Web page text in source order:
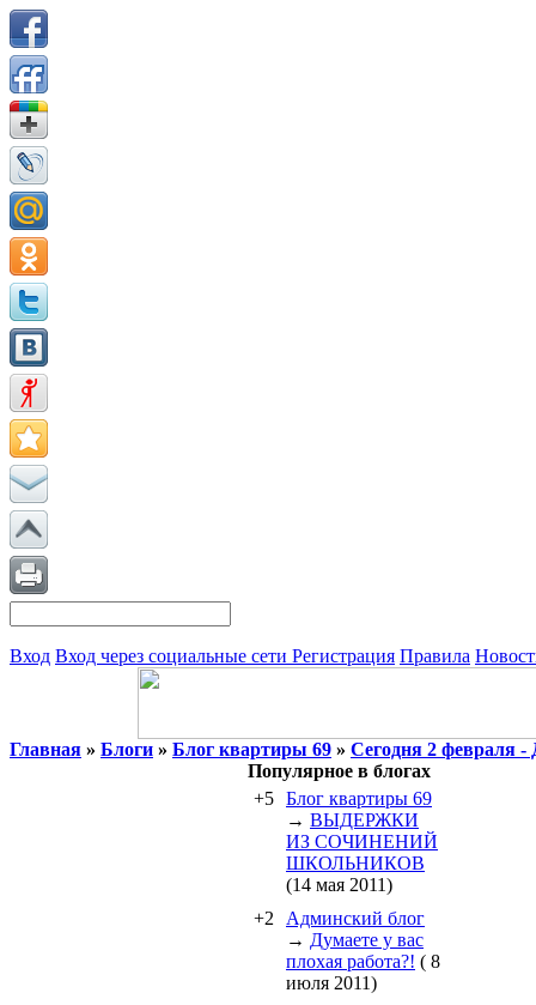
Вход Вход через социальные сети Регистрация Правила
Главная » Блоги » Блог квартиры 69 » Сегодня 2 февраля -
Популярное в блогах
+5 Блог квартиры 69
→ ВЫДЕРЖКИ
ИЗ СОЧИНЕНИЙ
ШКОЛЬНИКОВ
(14 мая 2011)
+2
Админский блог
→ Думаете у вас
плохая работа?! ( 8
июля 2011)